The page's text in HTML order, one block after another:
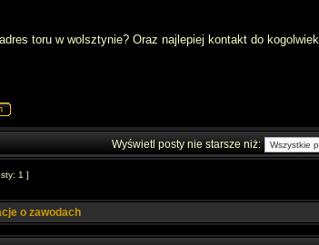
toru w wolsztynie? Oraz najlepiej kontakt do
Wyświetl posty nie starsze niż:
1 ]
o zawodach